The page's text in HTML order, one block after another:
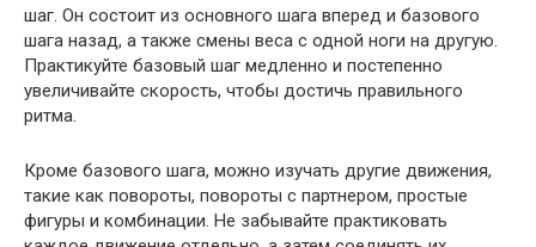
шаг. Он состоит из основного шага вперед и базового
шага назад, а также смены веса с одной ноги на другую.
Практикуйте базовый шаг медленно и постепенно
увеличивайте скорость, чтобы достичь правильного
ритма.
Кроме базового шага, можно изучать другие движения,
такие как повороты, повороты с партнером, простые
фигуры и комбинации. Не забывайте практиковать